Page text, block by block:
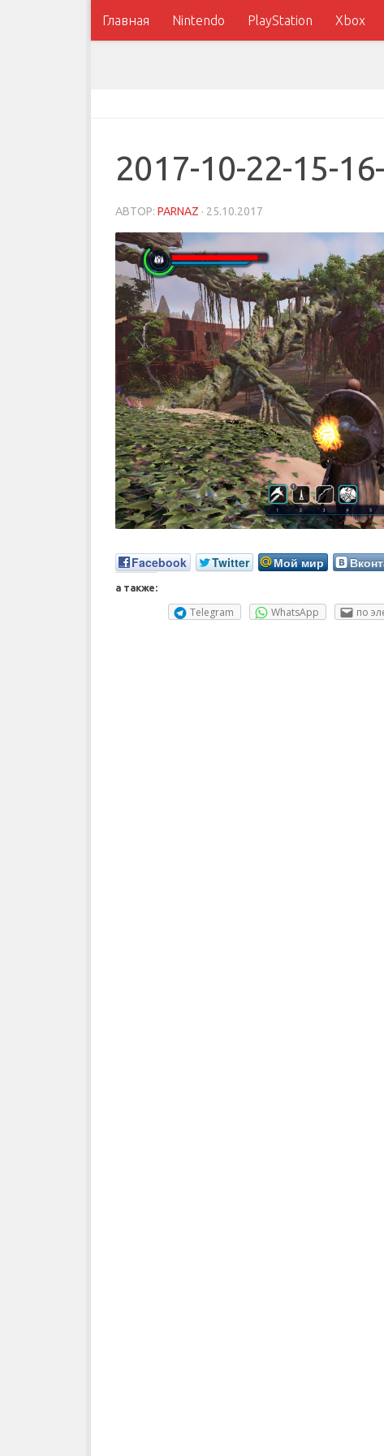
Главная Nintendo PlayStation Xbox
2017-10-22-15-
АВТОР: PARNAZ · 25.10.2017
Facebook Twitter Мой мир
а также:
Telegram WhatsApp по